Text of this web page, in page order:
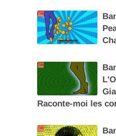
Raconte-moi les